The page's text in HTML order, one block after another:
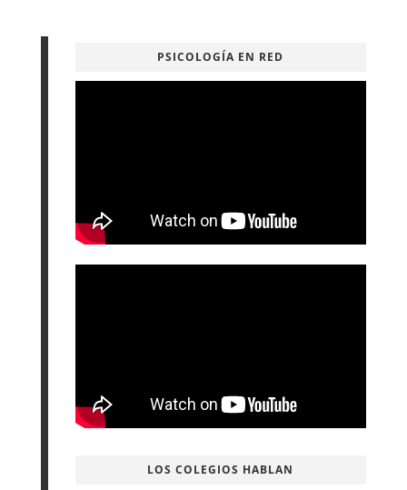
PSICOLOGÍA EN RED
LOS COLEGIOS HABLAN